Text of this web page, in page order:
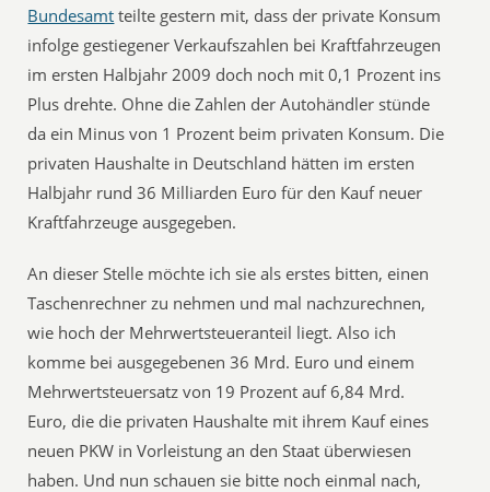
Bundesamt teilte gestern mit, dass der private Konsum
infolge gestiegener Verkaufszahlen bei Kraftfahrzeugen
im ersten Halbjahr 2009 doch noch mit 0,1 Prozent ins
Plus drehte. Ohne die Zahlen der Autohändler stünde
da ein Minus von 1 Prozent beim privaten Konsum. Die
privaten Haushalte in Deutschland hätten im ersten
Halbjahr rund 36 Milliarden Euro für den Kauf neuer
Kraftfahrzeuge ausgegeben.
An dieser Stelle möchte ich sie als erstes bitten, einen
Taschenrechner zu nehmen und mal nachzurechnen,
wie hoch der Mehrwertsteueranteil liegt. Also ich
komme bei ausgegebenen 36 Mrd. Euro und einem
Mehrwertsteuersatz von 19 Prozent auf 6,84 Mrd.
Euro, die die privaten Haushalte mit ihrem Kauf eines
neuen PKW in Vorleistung an den Staat überwiesen
haben. Und nun schauen sie bitte noch einmal nach,